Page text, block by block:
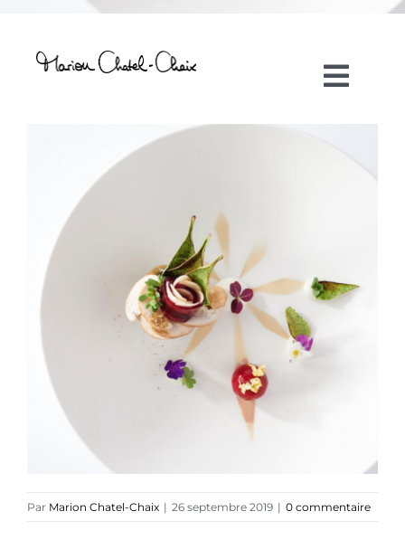
Artiste plasticienne
Collaborations
Direction créative
Podcasts
Par Marion Chatel-Chaix | 26 septembre 2019 | 0 commentaire